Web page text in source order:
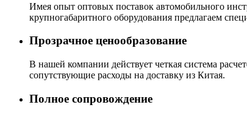
Имея опыт оптовых поставок автомобильного
крупногабаритного оборудования предлагаем
Прозрачное ценообразование
В нашей компании действует четкая система
сопутствующие расходы на доставку из Китая.
Полное сопровождение